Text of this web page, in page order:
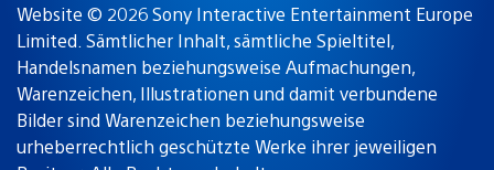
Website © 2026 Sony Interactive Entertainment Europe
Limited. Sämtlicher Inhalt, sämtliche Spieltitel,
Handelsnamen beziehungsweise Aufmachungen,
Warenzeichen, Illustrationen und damit verbundene
Bilder sind Warenzeichen beziehungsweise
urheberrechtlich geschützte Werke ihrer jeweiligen